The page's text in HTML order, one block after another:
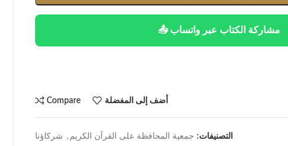
📤 مشاركة الكتاب عبر واتساب
Compare أضف إلى المفضلة
التصنيفات: جمعية المحافظة على القرآن الكريم , شركاؤنا